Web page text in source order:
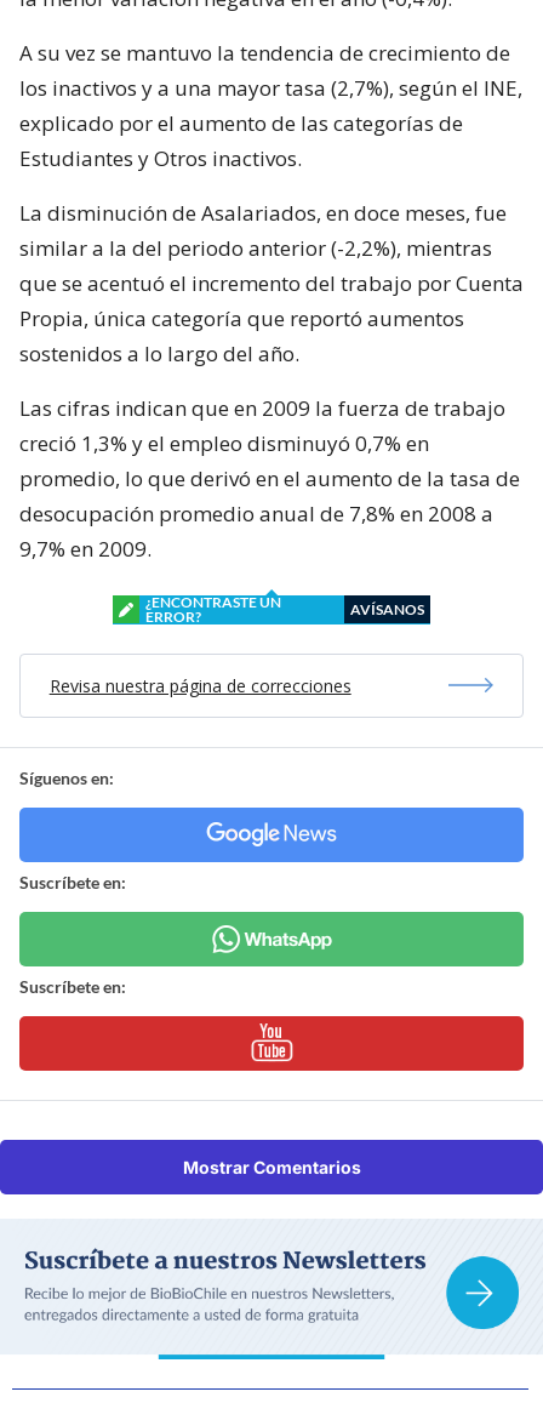
A su vez se mantuvo la tendencia de crecimiento de
los inactivos y a una mayor tasa (2,7%), según el INE,
explicado por el aumento de las categorías de
Estudiantes y Otros inactivos.
La disminución de Asalariados, en doce meses, fue
similar a la del periodo anterior (-2,2%), mientras
que se acentuó el incremento del trabajo por Cuenta
Propia, única categoría que reportó aumentos
sostenidos a lo largo del año.
Las cifras indican que en 2009 la fuerza de trabajo
creció 1,3% y el empleo disminuyó 0,7% en
promedio, lo que derivó en el aumento de la tasa de
desocupación promedio anual de 7,8% en 2008 a
9,7% en 2009.
¿ENCONTRASTE UN
ERROR?
AVÍSANOS
Revisa nuestra página de correcciones
Síguenos en:
Suscríbete en:
Suscríbete en:
Mostrar Comentarios